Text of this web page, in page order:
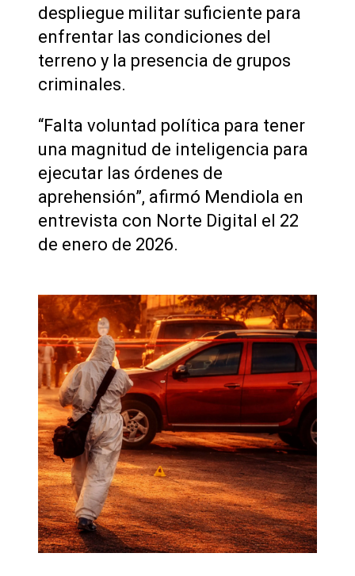
despliegue militar suficiente para
enfrentar las condiciones del
terreno y la presencia de grupos
criminales.
“Falta voluntad política para tener
una magnitud de inteligencia para
ejecutar las órdenes de
aprehensión”, afirmó Mendiola en
entrevista con Norte Digital el 22
de enero de 2026.